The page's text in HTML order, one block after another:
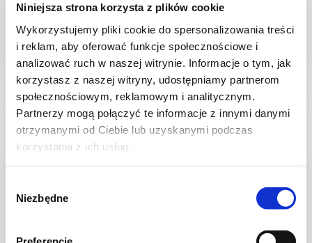
Niniejsza strona korzysta z plików cookie
Wykorzystujemy pliki cookie do spersonalizowania treści
i reklam, aby oferować funkcje społecznościowe i
analizować ruch w naszej witrynie. Informacje o tym, jak
korzystasz z naszej witryny, udostępniamy partnerom
społecznościowym, reklamowym i analitycznym.
Partnerzy mogą połączyć te informacje z innymi danymi
otrzymanymi od Ciebie lub uzyskanymi podczas
korzystania z ich usług.
zgody
Niezbędne
30 min. 1531 kcal 8